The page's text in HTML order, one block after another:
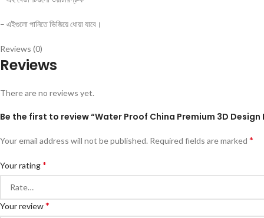
– এইগুলো পানিতে ভিজিয়ে ধোয়া যাবে।
Reviews (0)
Reviews
There are no reviews yet.
Be the first to review “Water Proof China Premium 3D Design
Your email address will not be published. Required fields are marked *
Your rating*
Your review*